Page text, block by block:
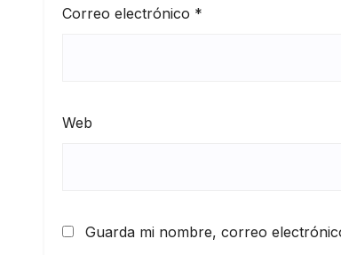
Correo electrónico *
Web
Guarda mi nombre, correo